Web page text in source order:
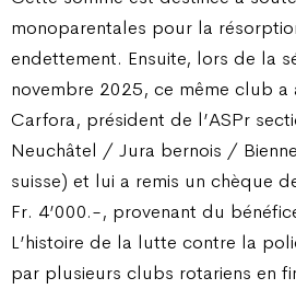
monoparentales pour la
endettement. Ensuite, lors de la
novembre 2025, ce même club a
Carfora, président de l’ASPr
Neuchâtel / Jura bernois /
suisse) et lui a remis un chèque
Fr. 4’000.-, provenant du
L’histoire de la lutte contre la
par plusieurs clubs rotariens en